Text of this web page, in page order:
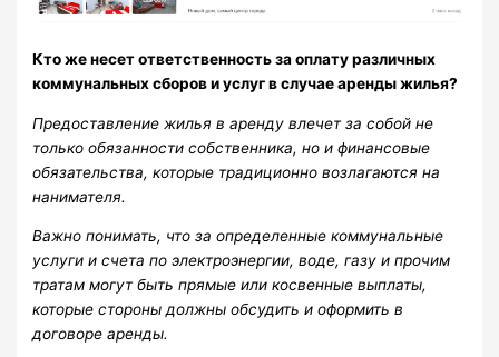
Кто же несет ответственность за оплату различных
коммунальных сборов и услуг в случае аренды жилья?
Предоставление жилья в аренду влечет за собой не
только обязанности собственника, но и финансовые
обязательства, которые традиционно возлагаются на
нанимателя.
Важно понимать, что за определенные коммунальные
услуги и счета по электроэнергии, воде, газу и прочим
тратам могут быть прямые или косвенные выплаты,
которые стороны должны обсудить и оформить в
договоре аренды.